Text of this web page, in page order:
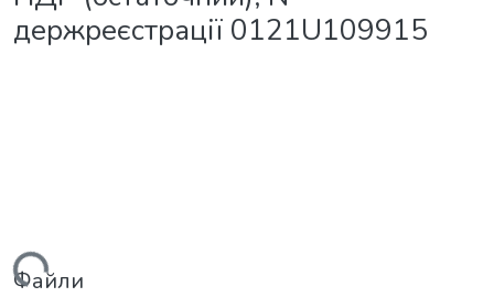
держреєстрації 0121U109915
Вантажиться...
Файли